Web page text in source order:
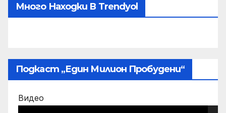
Много Находки В Trendyol
Подкаст „Един Милион Пробудени“
Видео